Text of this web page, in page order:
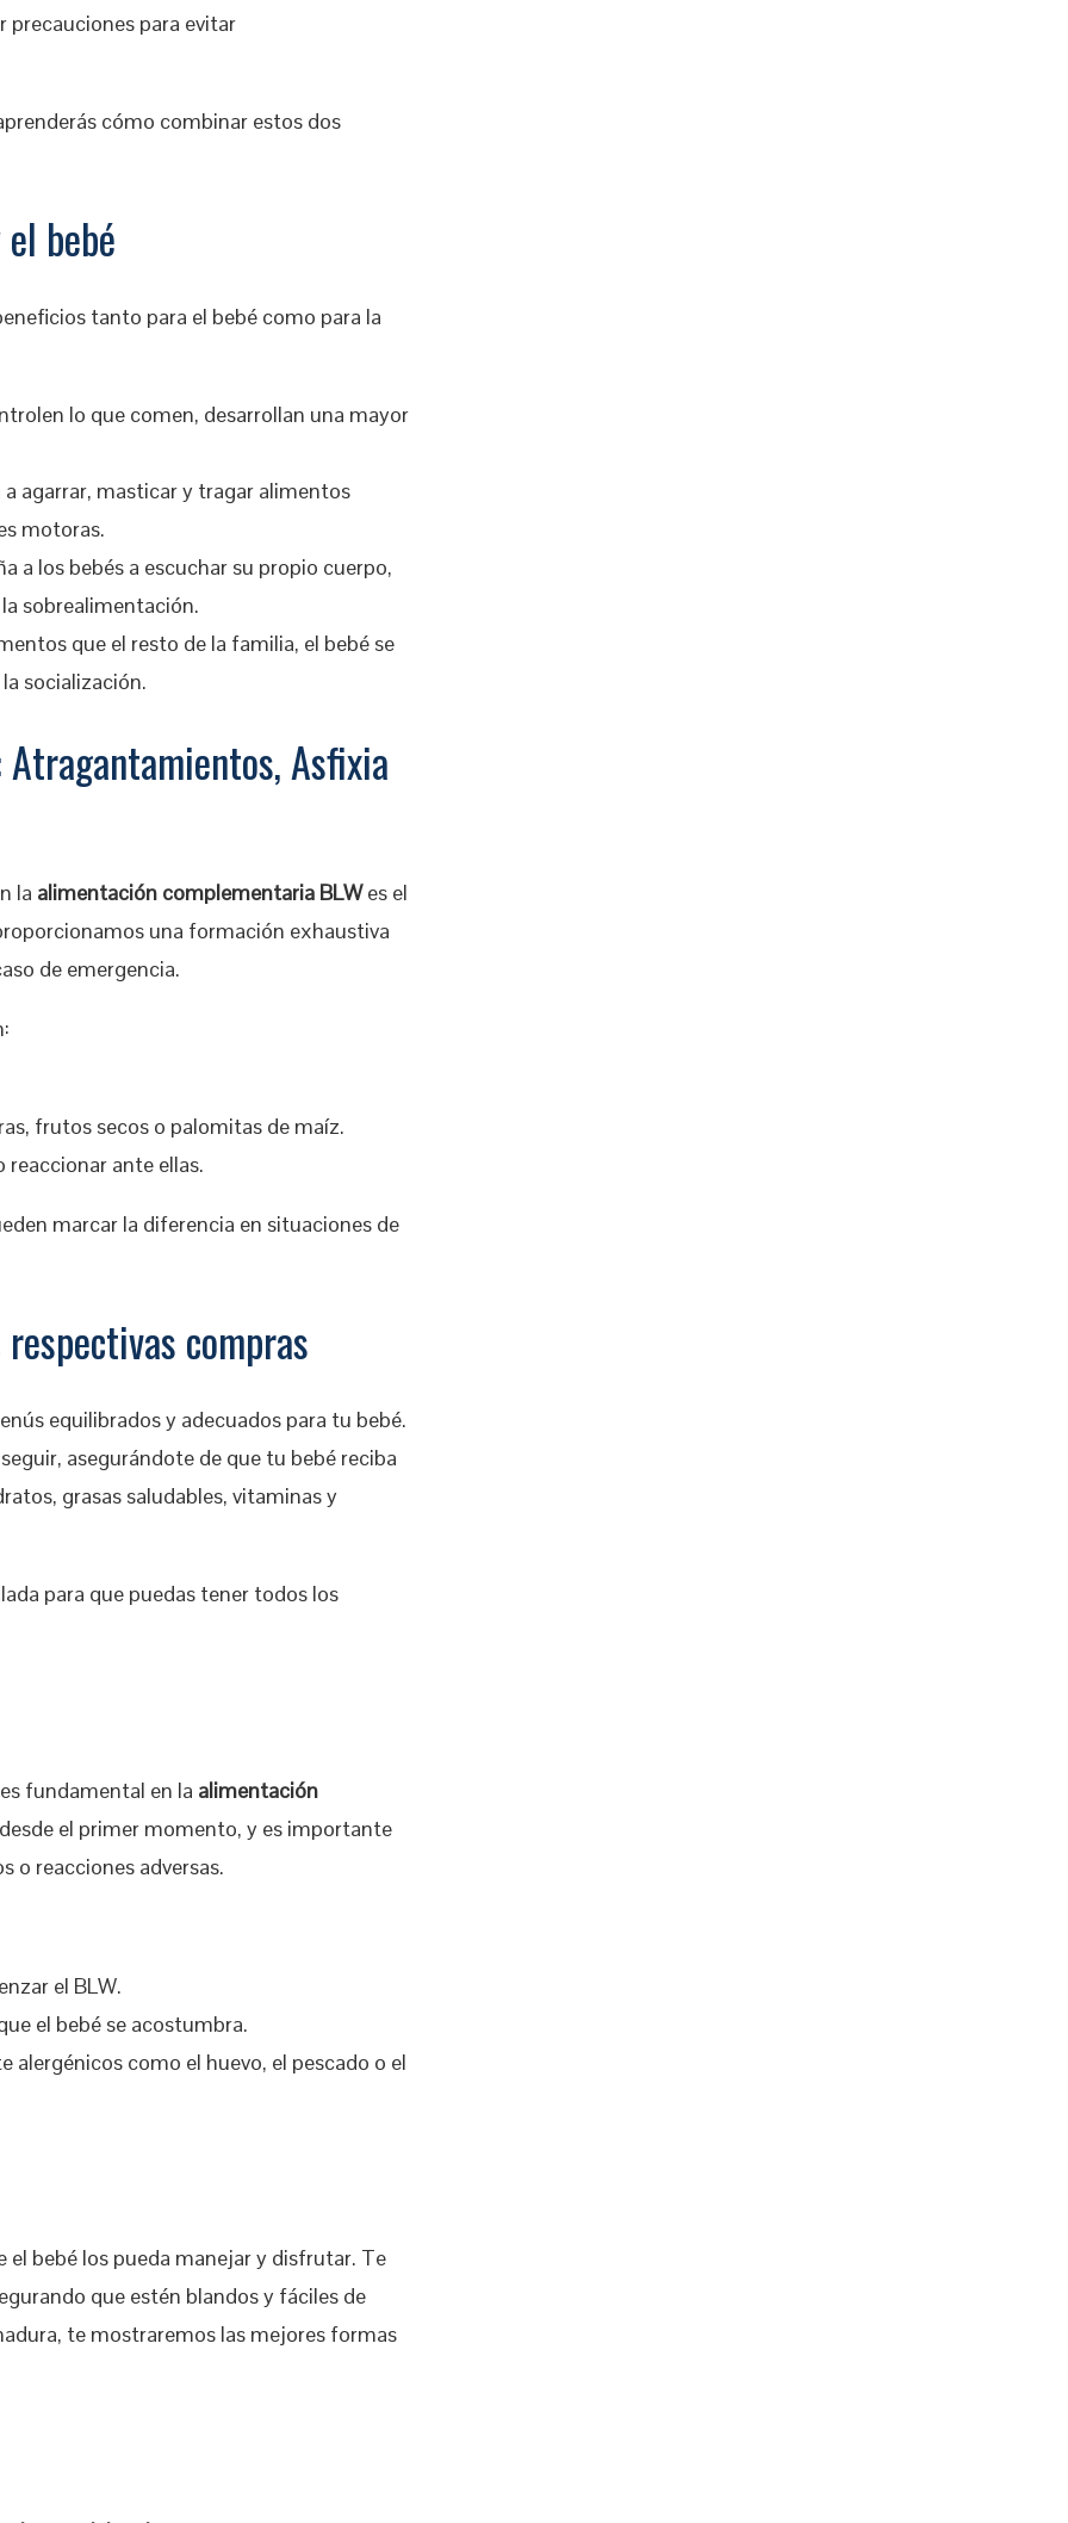
para evitar
cómo combinar estos dos
bebé
tanto para el bebé como para la
lo que comen, desarrollan una mayor
a agarrar, masticar y tragar alimentos
motoras.
a los bebés a escuchar su propio cuerpo,
sobrealimentación.
que el resto de la familia, el bebé se
socialización.
Asfixia
la alimentación complementaria BLWes el
una formación exhaustiva
de emergencia.
frutos secos o palomitas de maíz.
ante ellas.
marcar la diferencia en situaciones de
compras
equilibrados y adecuados para tu bebé.
asegurándote de que tu bebé reciba
grasas saludables, vitaminas y
para que puedas tener todos los
fundamental en la alimentación
el primer momento, y es importante
o reacciones adversas.
el BLW.
el bebé se acostumbra.
como el huevo, el pescado o el
el bebé los pueda manejar y disfrutar. Te
que estén blandos y fáciles de
te mostraremos las mejores formas